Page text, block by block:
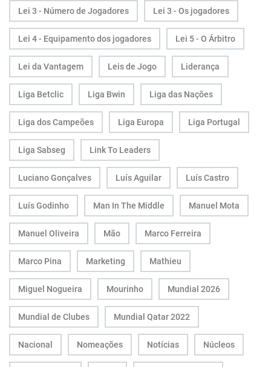
Lei 3 - Número de Jogadores Lei 3 - Os jogadores
Lei 4 - Equipamento dos jogadores Lei 5 - O Árbitro
Lei da Vantagem Leis de Jogo Liderança
Liga Betclic Liga Bwin Liga das Nações
Liga dos Campeões Liga Europa Liga Portugal
Liga Sabseg Link To Leaders
Luciano Gonçalves Luís Aguilar Luís Castro
Luís Godinho Man In The Middle Manuel Mota
Manuel Oliveira Mão Marco Ferreira
Marco Pina Marketing Mathieu
Miguel Nogueira Mourinho Mundial 2026
Mundial de Clubes Mundial Qatar 2022
Nacional Nomeações Notícias Núcleos